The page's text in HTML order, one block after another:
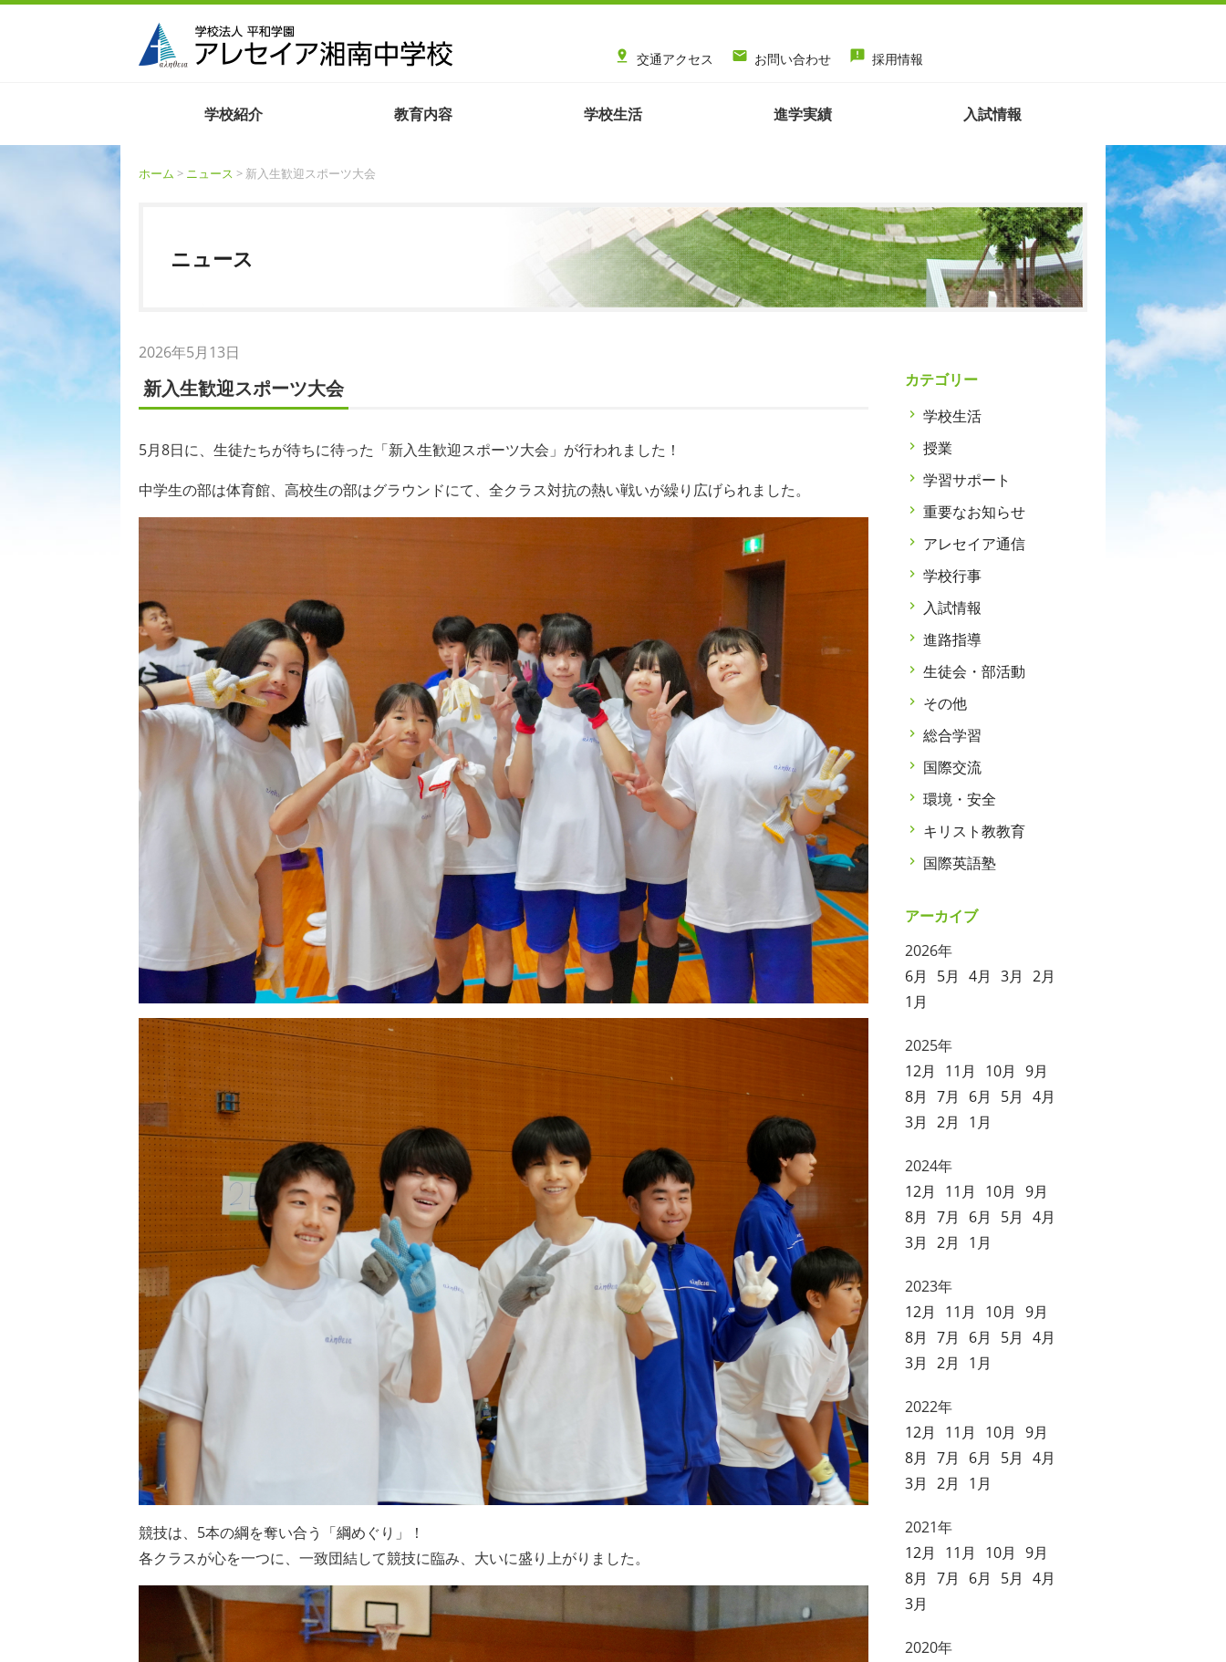
 交通アクセス  お問い合わせ announcement 採用情報
学校紹介 教育内容 学校生活 進学実績 入試情報
ホーム > ニュース > 新入生歓迎スポーツ大会
ニュース
2026年5月13日
新入生歓迎スポーツ大会
5月8日に、生徒たちが待ちに待った「新入生歓迎スポーツ大会」が行われました！
中学生の部は体育館、高校生の部はグラウンドにて、全クラス対抗の熱い戦いが繰り広げられました。
競技は、5本の綱を奪い合う「綱めぐり」！
各クラスが心を一つに、一致団結して競技に臨み、大いに盛り上がりました。
カテゴリー
学校生活
授業
学習サポート
重要なお知らせ
アレセイア通信
学校行事
入試情報
進路指導
生徒会・部活動
その他
総合学習
国際交流
環境・安全
キリスト教教育
国際英語塾
アーカイブ
2026年
6月
5月 4月 3月 2月
1月
2025年
12月
11月 10月 9月
8月 7月 6月 5月 4月
3月 2月 1月
2024年
12月
11月 10月 9月
8月 7月 6月 5月 4月
3月 2月 1月
2023年
12月
11月 10月 9月
8月 7月 6月 5月 4月
3月 2月 1月
2022年
12月
11月 10月 9月
8月 7月 6月 5月 4月
3月 2月 1月
2021年
12月
11月 10月 9月
8月 7月 6月 5月 4月
3月
2020年